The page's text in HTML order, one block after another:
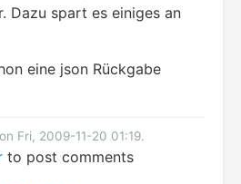
Dazu spart es einiges an
eine json Rückgabe
on Fri, 2009-11-20 01:19.
to post comments